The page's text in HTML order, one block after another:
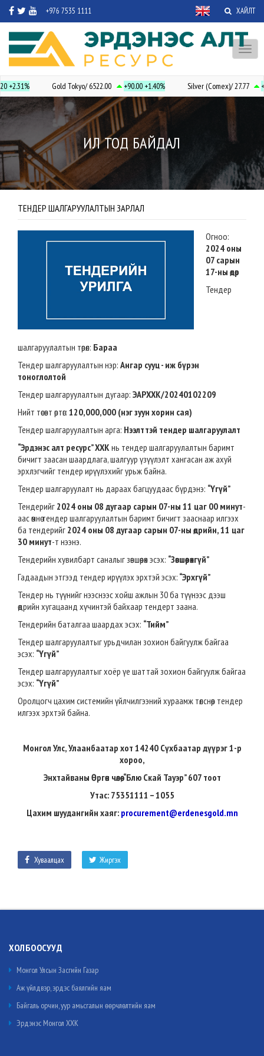
+976 7535 1111 ХАЙЛТ
+2.31% Gold Tokyo/ 6522.00 +90.00+1.40% Silver (Comex)/ 27.77
ИЛ ТОД БАЙДАЛ
ТЕНДЕР ШАЛГАРУУЛАЛТЫН ЗАРЛАЛ
Огноо:
2024 оны
07 сарын
17-ны өдөр
Тендер
шалгаруулалтын төрөл: Бараа
Тендер шалгаруулалтын нэр: Ангар сууц - иж бүрэн
тоноглолтой
Тендер шалгаруулалтын дугаар: ЭАРХХК/20240102209
Нийт төсөвт өртөг: 120,000,000 (нэг зуун хорин сая)
Тендер шалгаруулалтын арга: Нээлттэй тендер шалгаруулалт
“Эрдэнэс алт ресурс” ХХКнь тендер шалгаруулалтын баримт
бичигт заасан шаардлага, шалгуур үзүүлэлт хангасан аж ахуй
эрхлэгчийг тендер ирүүлэхийг урьж байна.
Тендер шалгаруулалт нь дараах багцуудаас бүрдэнэ: “Үгүй”
Тендерийг 2024 оны 08 дугаар сарын 07-ны 11 цаг 00 минут-
аас өмнө тендер шалгаруулалтын баримт бичигт зааснаар илгээх
ба тендерийг 2024 оны 08 дугаар сарын 07-ны өдрийн, 11 цаг
30 минут-т нээнэ.
Тендерийн хувилбарт саналыг зөвшөөрөх эсэх: “Зөвшөөрөхгүй”
Гадаадын этгээд тендер ирүүлэх эрхтэй эсэх: “Эрхгүй”
Тендер нь түүнийг нээснээс хойш ажлын 30 ба түүнээс дээш
өдрийн хугацаанд хүчинтэй байхаар тендерт заана.
Тендерийн баталгаа шаардах эсэх: “Тийм”
Тендер шалгаруулалтыг урьдчилан зохион байгуулж байгаа
эсэх: “Үгүй”
Тендер шалгаруулалтыг хоёр үе шаттай зохион байгуулж байгаа
эсэх: “Үгүй”
Оролцогч цахим системийн үйлчилгээний хураамж төлснөөр тендер
илгээх эрхтэй байна.
Монгол Улс, Улаанбаатар хот 14240 Сүхбаатар дүүрэг 1-р
хороо,
Энхтайваны Өргөн чөлөө, “Блю Скай Тауэр” 607 тоот
Утас: 75351111 – 1055
Цахим шуудангийн хаяг: procurement@erdenesgold.mn
Жиргэх
Хуваалцах
ХОЛБООСУУД
Монгол Улсын Засгийн Газар
Аж үйлдвэр, эрдэс баялгийн яам
Байгаль орчин, уур амьсгалын өөрчлөлтийн яам
Эрдэнэс Монгол ХХК